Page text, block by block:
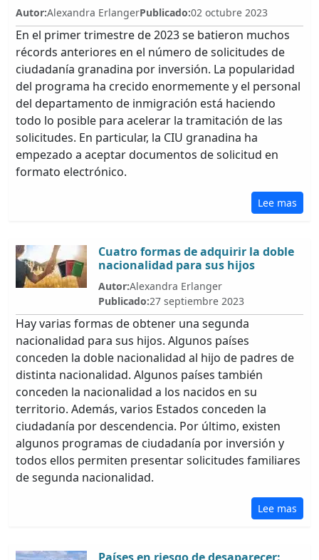
Autor:Alexandra ErlangerPublicado:02 octubre 2023
En el primer trimestre de 2023 se batieron muchos
récords anteriores en el número de solicitudes de
ciudadanía granadina por inversión. La popularidad
del programa ha crecido enormemente y el personal
del departamento de inmigración está haciendo
todo lo posible para acelerar la tramitación de las
solicitudes. En particular, la CIU granadina ha
empezado a aceptar documentos de solicitud en
formato electrónico.
Lee mas
Cuatro formas de adquirir la doble
nacionalidad para sus hijos
Autor:Alexandra Erlanger
Publicado:27 septiembre 2023
Hay varias formas de obtener una segunda
nacionalidad para sus hijos. Algunos países
conceden la doble nacionalidad al hijo de padres de
distinta nacionalidad. Algunos países también
conceden la nacionalidad a los nacidos en su
territorio. Además, varios Estados conceden la
ciudadanía por descendencia. Por último, existen
algunos programas de ciudadanía por inversión y
todos ellos permiten presentar solicitudes familiares
de segunda nacionalidad.
Lee mas